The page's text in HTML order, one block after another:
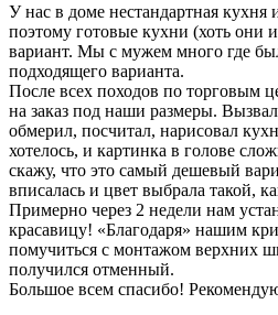
У нас в доме нестандартная кухня
поэтому готовые кухни (хоть они
вариант. Мы с мужем много где
подходящего варианта.
После всех походов по торговым
на заказ под наши размеры.
обмерил, посчитал, нарисовал
хотелось, и картинка в голове
скажу, что это самый дешевый
вписалась и цвет выбрала такой,
Примерно через 2 недели нам
красавицу! «Благодаря» нашим
помучиться с монтажом верхних
получился отменный.
Большое всем спасибо!